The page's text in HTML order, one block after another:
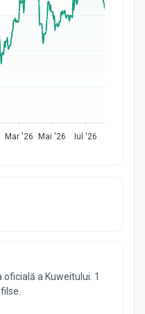
Mar '26 Mai '26 Iul '26
a Kuweitului. 1